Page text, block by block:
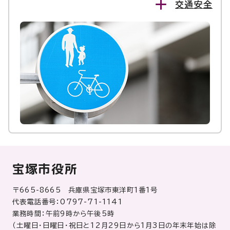
交通安全
宝塚市役所
〒665-8665 兵庫県宝塚市東洋町1番1号
代表電話番号：0797-71-1141
業務時間：午前9時から午後5時
（土曜日・日曜日・祝日と12月29日から1月3日の年末年始は除